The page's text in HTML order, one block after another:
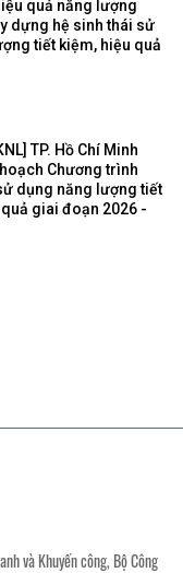
quả năng lượng
dựng hệ sinh thái sử
tiết kiệm, hiệu quả
TP. Hồ Chí Minh
Chương trình
dụng năng lượng tiết
giai đoạn 2026 -
và Khuyến công, Bộ Công